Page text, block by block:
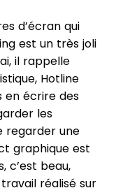
d’écran qui
est un très joli
il rappelle
Hotline
en écrire des
les
regarder une
graphique est
c’est beau,
réalisé sur